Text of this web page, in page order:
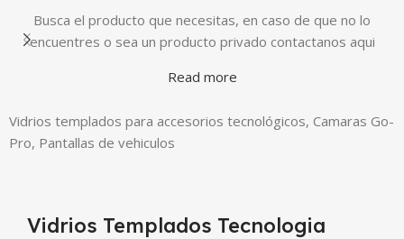
Busca el producto que necesitas, en caso de que no lo
encuentres o sea un producto privado contactanos aqui
Read more
Vidrios templados para accesorios tecnológicos, Camaras Go-
Pro, Pantallas de vehiculos
Vidrios Templados Tecnologia